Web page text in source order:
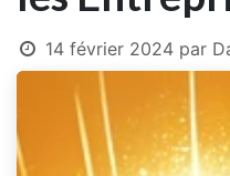
14 février 2024 par